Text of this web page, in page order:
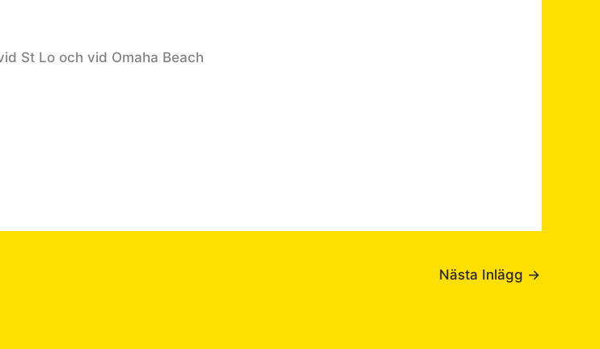
St Lo och vid Omaha Beach
Nästa Inlägg →